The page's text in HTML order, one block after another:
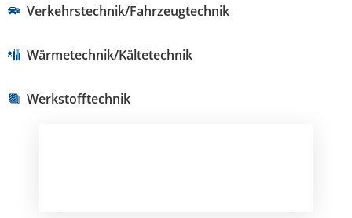
Verkehrstechnik/Fahrzeugtechnik
Wärmetechnik/Kältetechnik
Werkstofftechnik